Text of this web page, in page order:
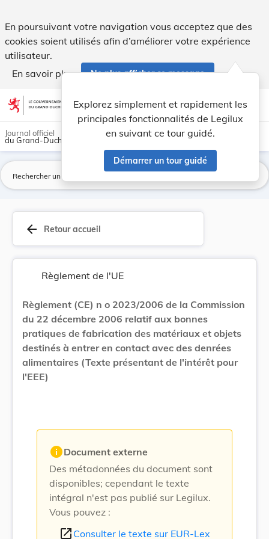
En poursuivant votre navigation vous acceptez que des
cookies soient utilisés afin d’améliorer votre expérience
utilisateur.
En savoir plus
Ne plus afficher ce message
Aller au contenu account_circle help Aide
Explorez simplement et rapidement les
principales fonctionnalités de Legilux
en suivant ce tour guidé.
Démarrer un tour guidé
light_mode dark_mode
Journal officiel
du Grand-Duché de Luxembourg
arrow_back Retour accueil
Règlement de l'UE
Règlement (CE) n o 2023/2006 de la Commission
du 22 décembre 2006 relatif aux bonnes
pratiques de fabrication des matériaux et objets
destinés à entrer en contact avec des denrées
alimentaires (Texte présentant de l'intérêt pour
l'EEE)
infoDocument externe
Des métadonnées du document sont
disponibles; cependant le texte
intégral n'est pas publié sur Legilux.
Vous pouvez :
open_in_new Consulter le texte sur EUR-Lex